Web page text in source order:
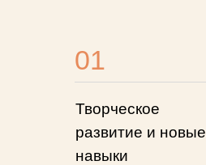
Творческое
развитие и новые
навыки
01